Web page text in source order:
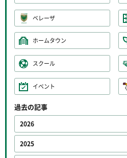
ベレーザ
ホームタウン
スクール
イベント
過去の記事
2026
2025